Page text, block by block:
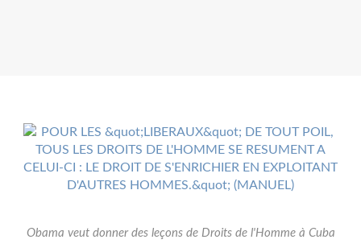
Obama veut donner des leçons de Droits de l'Homme à Cuba